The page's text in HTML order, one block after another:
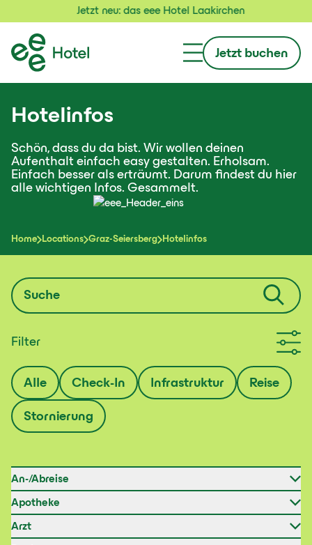
Jetzt neu: das eee Hotel Laakirchen
Jetzt buchen
Hotelinfos
Schön, dass du da bist. Wir wollen deinen
Aufenthalt einfach easy gestalten. Erholsam.
Einfach besser als erträumt. Darum findest du hier
alle wichtigen Infos. Gesammelt.
Home Locations Graz-Seiersberg Hotelinfos
Filter
Alle Check-In Infrastruktur Reise
Stornierung
Hotelinfos
An-/Abreise
Apotheke
Arzt